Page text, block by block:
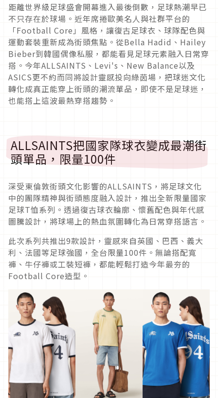
距離世界級足球盛會開幕進入最後倒數，足球熱潮早已
不只存在於球場。近年席捲歐美名人與社群平台的
「Football Core」風格，讓復古足球衣、球隊配色與
運動套裝重新成為街頭焦點。從Bella Hadid、Hailey
Bieber到韓國偶像私服，都能看見足球元素融入日常穿
搭。今年ALLSAINTS、Levi's、New Balance以及
ASICS更不約而同將設計靈感投向綠茵場，把球迷文化
轉化成真正能穿上街頭的潮流單品，即使不是足球迷，
也能搭上這波最熱穿搭趨勢。
ALLSAINTS把國家隊球衣變成最潮街
頭單品，限量100件
深受東倫敦街頭文化影響的ALLSAINTS，將足球文化
中的團隊精神與街頭態度融入設計，推出全新限量國家
足球T恤系列。透過復古球衣輪廓、懷舊配色與年代感
圖騰設計，將球場上的熱血氛圍轉化為日常穿搭語言。
此次系列共推出9款設計，靈感來自英國、巴西、義大
利、法國等足球強國，全台限量100件。無論搭配寬
褲、牛仔褲或工裝短褲，都能輕鬆打造今年最夯的
Football Core造型。